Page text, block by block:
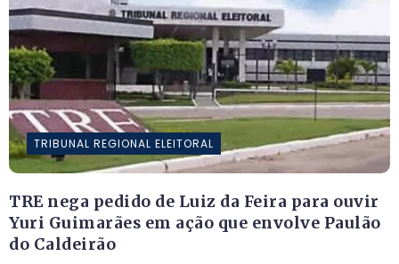
TRIBUNAL REGIONAL ELEITORAL
TRE nega pedido de Luiz da Feira para ouvir
Yuri Guimarães em ação que envolve Paulão
do Caldeirão